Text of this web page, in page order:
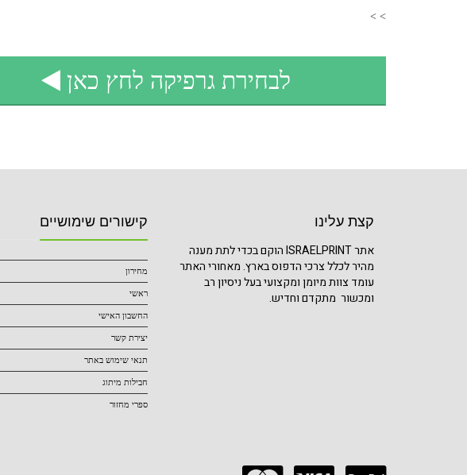
> >
לבחירת גרפיקה לחץ כאן
קצת עלינו
אתר ISRAELPRINT הוקם בכדי לתת מענה
מהיר לכלל צרכי הדפוס בארץ. מאחורי האתר
עומד צוות מיומן ומקצועי בעל ניסיון רב
ומכשור מתקדם וחדיש.
קישורים שימושיים
מחירון
ראשי
החשבון האישי
יצירת קשר
תנאי שימוש באתר
חבילות מיתוג
ספרי מחזור